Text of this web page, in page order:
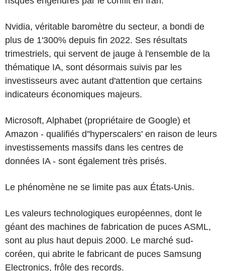
Nvidia, véritable baromètre du secteur, a bondi de
plus de 1'300% depuis fin 2022. Ses résultats
trimestriels, qui servent de jauge à l'ensemble de la
thématique IA, sont désormais suivis par les
investisseurs avec autant d'attention que certains
indicateurs économiques majeurs.
Microsoft, Alphabet (propriétaire de Google) et
Amazon - qualifiés d''hyperscalers' en raison de leurs
investissements massifs dans les centres de
données IA - sont également très prisés.
Le phénomène ne se limite pas aux États-Unis.
Les valeurs technologiques européennes, dont le
géant des machines de fabrication de puces ASML,
sont au plus haut depuis 2000. Le marché sud-
coréen, qui abrite le fabricant de puces Samsung
Electronics, frôle des records.